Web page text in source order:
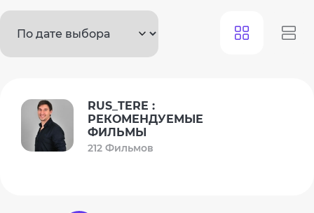
RUS_TERE :
РЕКОМЕНДУЕМЫЕ
ФИЛЬМЫ
212 Фильмов